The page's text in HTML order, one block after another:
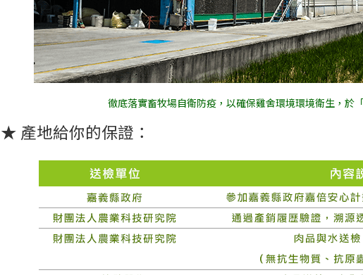
徹底落實畜牧場自衛防疫，以確保雞舍環境環境衛生，於
★ 產地給你的保證：